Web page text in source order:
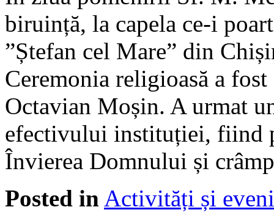
biruință, la capela ce-i
”Ștefan cel Mare” din
Ceremonia religioasă a
Octavian Moșin. A urmat
efectivului instituției, fiind
Învierea Domnului și
Posted in Activități și